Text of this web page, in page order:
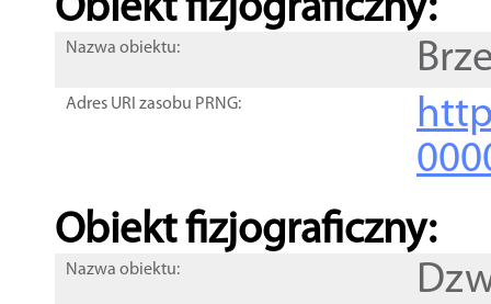
Obiekt fizjograficzny:
Nazwa obiektu:
Adres URI zasobu PRNG:
Obiekt fizjograficzny:
Nazwa obiektu: